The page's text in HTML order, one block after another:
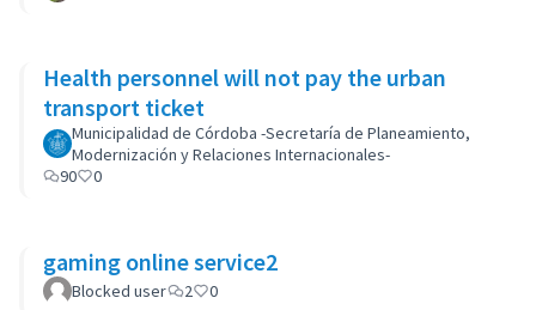
Health personnel will not pay the urban
transport ticket
Municipalidad de Córdoba -Secretaría de Planeamiento,
Modernización y Relaciones Internacionales-
90
0
gaming online service2
Blocked user 2 0